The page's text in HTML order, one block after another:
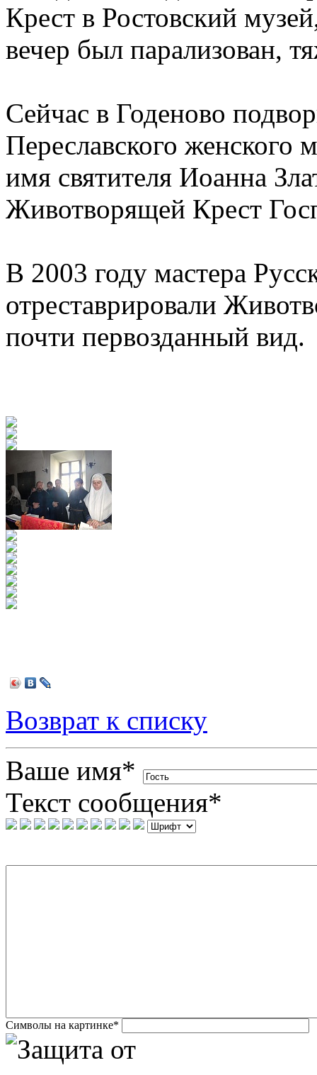
Крест в Ростовский
вечер был парализован,
Сейчас в Годеново
Переславского женского
имя святителя Иоанна
Животворящей Крест
В 2003 году мастера
отреставрировали
почти первозданный вид.
Возврат к списку
Ваше имя*
Текст сообщения*
Символы на картинке*